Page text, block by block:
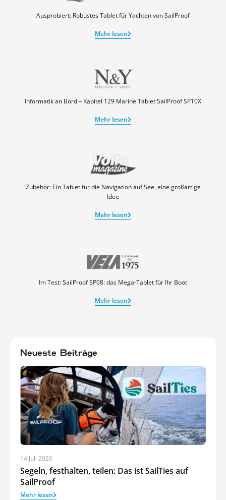
Ausprobiert: Robustes Tablet für Yachten von SailProof
Mehr lesen
Informatik an Bord – Kapitel 129 Marine Tablet SailProof SP10X
Mehr lesen
Zubehör: Ein Tablet für die Navigation auf See, eine großartige
Idee
Mehr lesen
Im Test: SailProof SP08: das Mega-Tablet für Ihr Boot
Mehr lesen
Neueste Beiträge
14 Juli 2026
Segeln, festhalten, teilen: Das ist SailTies auf
SailProof
Mehr lesen